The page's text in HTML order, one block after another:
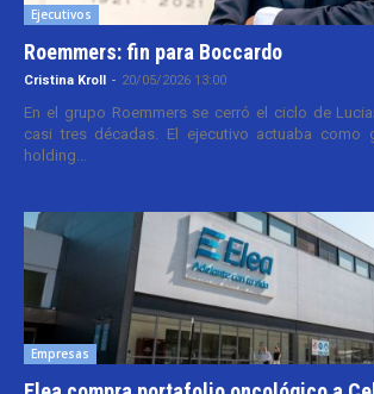
Ejecutivos
Roemmers: fin para Boccardo
Cristina Kroll - 20/05/2026 13:00
En el grupo Roemmers se cerró el ciclo de
casi tres décadas. El ejecutivo actuaba como
holding...
Empresas